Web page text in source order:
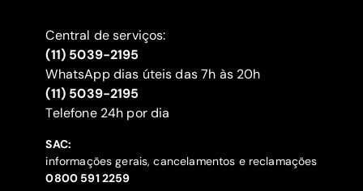
Central de serviços:
(11) 5039-2195
WhatsApp dias úteis das 7h às 20h
(11) 5039-2195
‍Telefone 24h por dia
SAC:
informações gerais, cancelamentos e reclamações
‍0800 591 2259